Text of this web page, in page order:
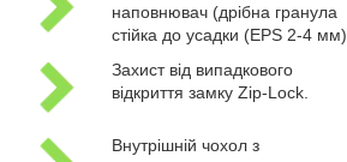
наповнювач (дрібна гранула
стійка до усадки (EPS 2-4 мм)
Захист від випадкового
відкриття замку Zip-Lock.
Внутрішній чохол з